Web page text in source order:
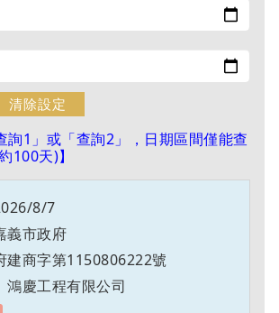
詢1」或「查詢2」，日期區間僅能查
100天)】
8/7
義市政府
建商字第1150806222號
鴻慶工程有限公司